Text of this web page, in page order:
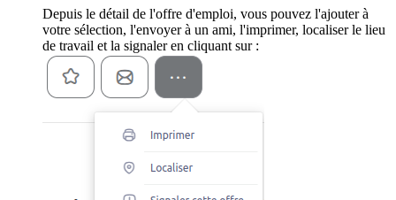
Depuis le détail de l'offre d'emploi, vous pouvez l'ajouter à
votre sélection, l'envoyer à un ami, l'imprimer, localiser le lieu
de travail et la signaler en cliquant sur :